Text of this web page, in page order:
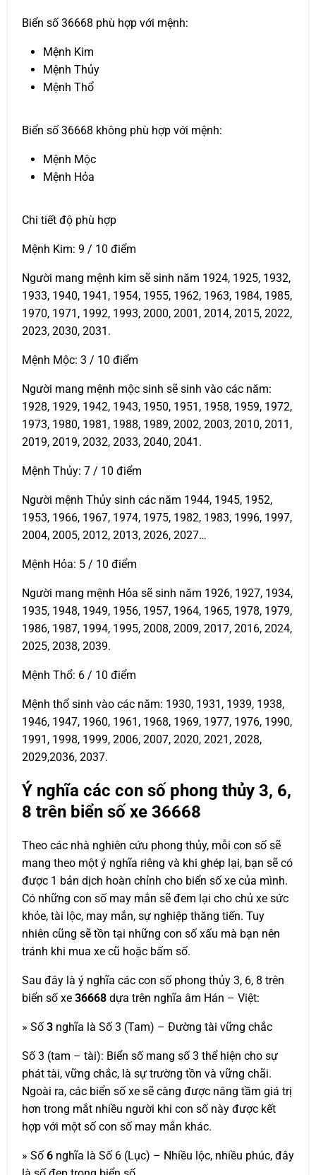
Biển số 36668 phù hợp với mệnh:
Mệnh Kim
Mệnh Thủy
Mệnh Thổ
Biển số 36668 không phù hợp với mệnh:
Mệnh Mộc
Mệnh Hỏa
Chi tiết độ phù hợp
Mệnh Kim: 9 / 10 điểm
Người mang mệnh kim sẽ sinh năm 1924, 1925, 1932,
1933, 1940, 1941, 1954, 1955, 1962, 1963, 1984, 1985,
1970, 1971, 1992, 1993, 2000, 2001, 2014, 2015, 2022,
2023, 2030, 2031.
Mệnh Mộc: 3 / 10 điểm
Người mang mệnh mộc sinh sẽ sinh vào các năm:
1928, 1929, 1942, 1943, 1950, 1951, 1958, 1959, 1972,
1973, 1980, 1981, 1988, 1989, 2002, 2003, 2010, 2011,
2019, 2019, 2032, 2033, 2040, 2041.
Mệnh Thủy: 7 / 10 điểm
Người mệnh Thủy sinh các năm 1944, 1945, 1952,
1953, 1966, 1967, 1974, 1975, 1982, 1983, 1996, 1997,
2004, 2005, 2012, 2013, 2026, 2027…
Mệnh Hỏa: 5 / 10 điểm
Người mang mệnh Hỏa sẽ sinh năm 1926, 1927, 1934,
1935, 1948, 1949, 1956, 1957, 1964, 1965, 1978, 1979,
1986, 1987, 1994, 1995, 2008, 2009, 2017, 2016, 2024,
2025, 2038, 2039.
Mệnh Thổ: 6 / 10 điểm
Mệnh thổ sinh vào các năm: 1930, 1931, 1939, 1938,
1946, 1947, 1960, 1961, 1968, 1969, 1977, 1976, 1990,
1991, 1998, 1999, 2006, 2007, 2020, 2021, 2028,
2029,2036, 2037.
Ý nghĩa các con số phong thủy 3, 6,
8 trên biển số xe 36668
Theo các nhà nghiên cứu phong thủy, mỗi con số sẽ
mang theo một ý nghĩa riêng và khi ghép lại, bạn sẽ có
được 1 bản dịch hoàn chỉnh cho biển số xe của mình.
Có những con số may mắn sẽ đem lại cho chủ xe sức
khỏe, tài lộc, may mắn, sự nghiệp thăng tiến. Tuy
nhiên cũng sẽ tồn tại những con số xấu mà bạn nên
tránh khi mua xe cũ hoặc bấm số.
Sau đây là ý nghĩa các con số phong thủy 3, 6, 8 trên
biển số xe 36668 dựa trên nghĩa âm Hán – Việt:
» Số3 nghĩa là Số 3 (Tam) – Đường tài vững chắc
Số 3 (tam – tài): Biển số mang số 3 thể hiện cho sự
phát tài, vững chắc, là sự trường tồn và vững chãi.
Ngoài ra, các biển số xe sẽ càng được nâng tầm giá trị
hơn trong mắt nhiều người khi con số này được kết
hợp với một số con số may mắn khác.
» Số6 nghĩa là Số 6 (Lục) – Nhiều lộc, nhiều phúc, đây